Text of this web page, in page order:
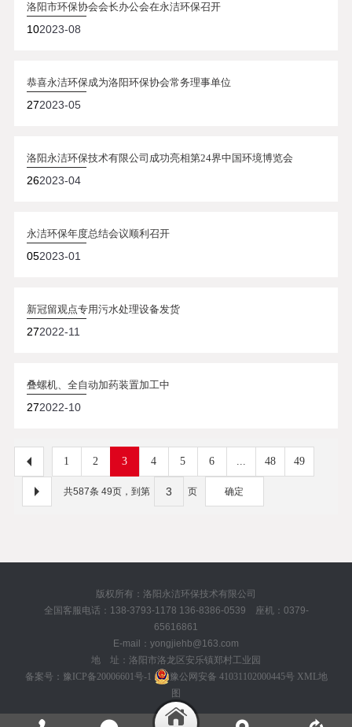
洛阳市环保协会会长办公会在永洁环保召开
102023-08
恭喜永洁环保成为洛阳环保协会常务理事单位
272023-05
洛阳永洁环保技术有限公司成功亮相第24界中国环境博览会
262023-04
永洁环保年度总结会议顺利召开
052023-01
新冠留观点专用污水处理设备发货
272022-11
叠螺机、全自动加药装置加工中
272022-10
1 2 3 4 5 6 ... 48 49
共587条 49页，到第 页 确定
版权所有：洛阳永洁环保技术有限公司
全国客服电话：138-3793-1178 136-8386-0539 座机：0379-
65616861
E-mail：yongjiehb@163.com
地 址：洛阳市洛龙区安乐镇郑村工业园
备案号： 豫ICP备20006601号-1 豫公网安备 41031102000445号 XML地
图